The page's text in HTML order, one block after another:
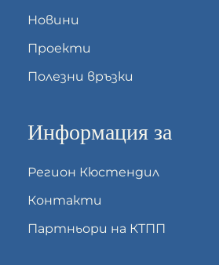
Новини
Проекти
Полезни връзки
Информация за
Регион Кюстендил
Контакти
Партньори на КТПП